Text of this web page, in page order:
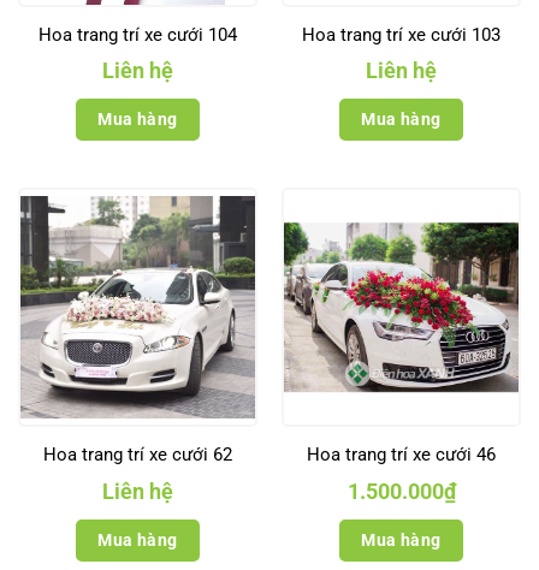
Hoa trang trí xe cưới 104
Liên hệ
Mua hàng
Hoa trang trí xe cưới 103
Liên hệ
Mua hàng
Hoa trang trí xe cưới 62
Liên hệ
Mua hàng
Hoa trang trí xe cưới 46
1.500.000₫
Mua hàng